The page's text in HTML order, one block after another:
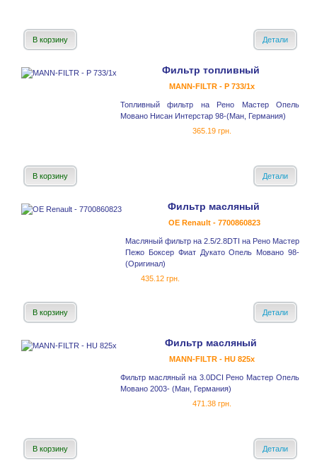
В корзину Детали
Фильтр топливный
MANN-FILTR - P 733/1x
Топливный фильтр на Рено Мастер Опель
Мовано Нисан Интерстар 98-(Ман, Германия)
365.19 грн.
В корзину Детали
Фильтр масляный
OE Renault - 7700860823
Масляный фильтр на 2.5/2.8DTI на Рено Мастер
Пежо Боксер Фиат Дукато Опель Мовано 98-
(Оригинал)
435.12 грн.
В корзину Детали
Фильтр масляный
MANN-FILTR - HU 825x
Фильтр масляный на 3.0DCI Рено Мастер Опель
Мовано 2003- (Ман, Германия)
471.38 грн.
В корзину Детали